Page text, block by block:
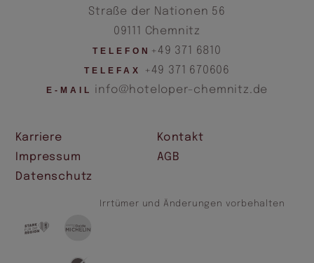
Straße der Nationen 56
09111 Chemnitz
TELEFON +49 371 6810
TELEFAX +49 371 670606
E-MAIL info@hoteloper-chemnitz.de
Karriere
Kontakt
Impressum
AGB
Datenschutz
Irrtümer und Änderungen vorbehalten